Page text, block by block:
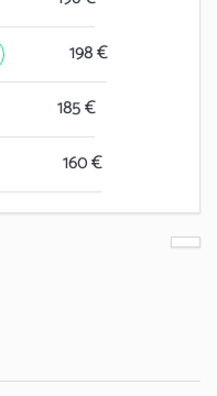
198 €
185 €
160 €